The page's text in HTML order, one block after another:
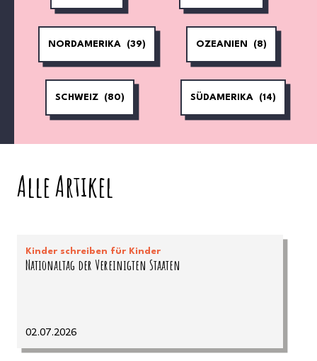
NORDAMERIKA (39) OZEANIEN (8)
SCHWEIZ (80) SÜDAMERIKA (14)
Alle Artikel
Kinder schreiben für Kinder
Nationaltag der Vereinigten Staaten
02.07.2026